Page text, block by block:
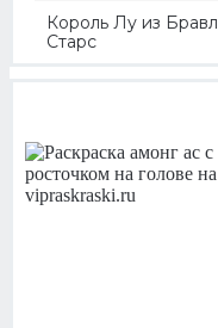
Король Лу из Бравл
Старс